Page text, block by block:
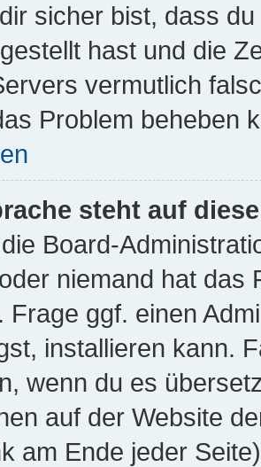
sicher bist, dass
hast und die
vermutlich
Problem beheben
steht auf
Board-
niemand hat das
Frage ggf. einen
installieren kann.
wenn du es
auf der Website
am Ende jeder